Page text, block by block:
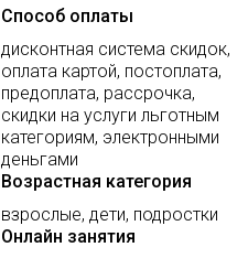
Способ оплаты
дисконтная система скидок,
оплата картой, постоплата,
предоплата, рассрочка,
скидки на услуги льготным
категориям, электронными
деньгами
Возрастная категория
взрослые, дети, подростки
Онлайн занятия